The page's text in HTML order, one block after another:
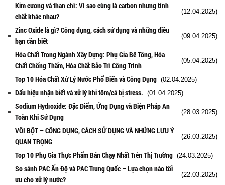
Kim cương và than chì: Vì sao cùng là carbon nhưng tính
chất khác nhau?
(12.04.2025)
Zinc Oxide là gì? Công dụng, cách sử dụng và những điều
bạn cần biết
(09.04.2025)
Hóa Chất Trong Ngành Xây Dựng: Phụ Gia Bê Tông, Hóa
Chất Chống Thấm, Hóa Chất Bảo Trì Công Trình
(05.04.2025)
Top 10 Hóa Chất Xử Lý Nước Phổ Biến và Công Dụng (02.04.2025)
Dấu hiệu nhận biết và xử lý khi tôm/cá bị stress. (01.04.2025)
Sodium Hydroxide: Đặc Điểm, Ứng Dụng và Biện Pháp An
Toàn Khi Sử Dụng
(28.03.2025)
VÔI BỘT – CÔNG DỤNG, CÁCH SỬ DỤNG VÀ NHỮNG LƯU Ý
QUAN TRỌNG
(26.03.2025)
Top 10 Phụ Gia Thực Phẩm Bán Chạy Nhất Trên Thị Trường (24.03.2025)
So sánh PAC Ấn Độ và PAC Trung Quốc – Lựa chọn nào tối
ưu cho xử lý nước?
(22.03.2025)